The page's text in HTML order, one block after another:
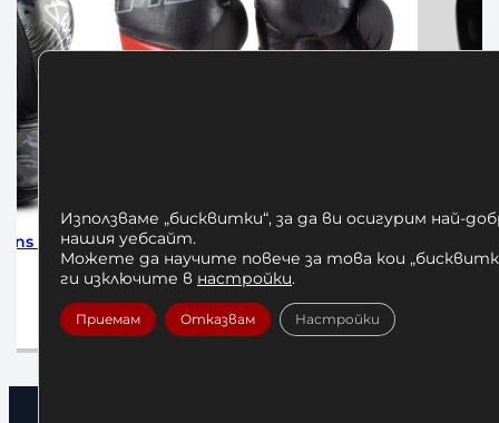
Боксови Ръкавици Challenger 4.0
Scales Venum – Black
Опции
Използваме „бисквитки“, за да ви осигурим най-
нашия уебсайт.
Можете да научите повече за това кои
ги изключите в настройки.
Приемам Отказвам Настройки